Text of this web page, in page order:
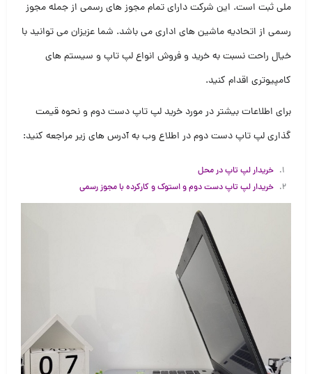
ملی ثبت است. این شرکت دارای تمام مجوز های رسمی از جمله مجوز
رسمی از اتحادیه ماشین های اداری می باشد. شما عزیزان می توانید با
خیال راحت نسبت به خرید و فروش انواع لپ تاپ و سیستم های
کامپیوتری اقدام کنید.
برای اطلاعات بیشتر در مورد خرید لپ تاپ دست دوم و نحوه قیمت
گذاری لپ تاپ دست دوم در اطلاع وب به آدرس های زیر مراجعه کنید:
خریدار لپ تاپ در محل
خریدار لپ تاپ دست دوم و استوک و کارکرده با مجوز رسمی